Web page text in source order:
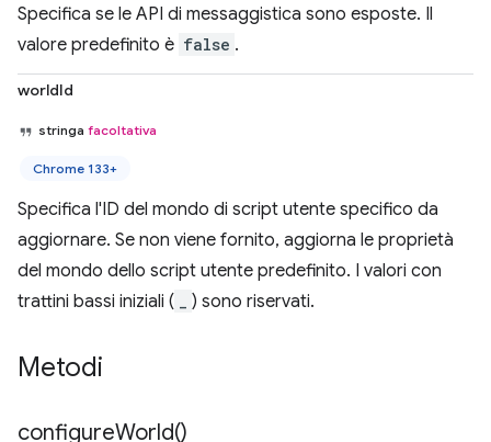
Specifica se le API di messaggistica sono esposte. Il
valore predefinito è false .
worldId
stringa facoltativa
Chrome 133+
Specifica l'ID del mondo di script utente specifico da
aggiornare. Se non viene fornito, aggiorna le proprietà
del mondo dello script utente predefinito. I valori con
trattini bassi iniziali (
) sono riservati.
Metodi
configureWorld()